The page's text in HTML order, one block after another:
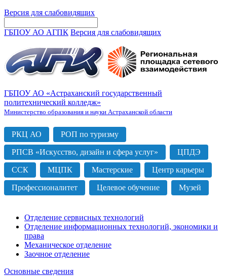
Версия для слабовидящих
ГБПОУ АО АГПК Версия для слабовидящих
ГБПОУ АО «Астраханский государственный
политехнический колледж»
Министерство образования и науки Астраханской области
РКЦ АО РОП по туризму
РПСВ «Искусство, дизайн и сфера услуг» ЦПДЭ
ССК МЦПК Мастерские Центр карьеры
Профессионалитет Целевое обучение Музей
Отделение сервисных технологий
Отделение информационных технологий, экономики и
права
Механическое отделение
Заочное отделение
Основные сведения